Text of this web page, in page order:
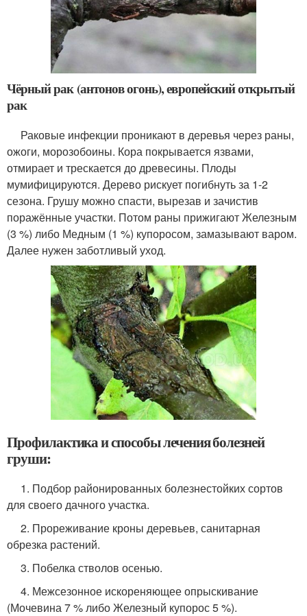
Чёрный рак (антонов огонь), европейский открытый
рак
Раковые инфекции проникают в деревья через раны,
ожоги, морозобоины. Кора покрывается язвами,
отмирает и трескается до древесины. Плоды
мумифицируются. Дерево рискует погибнуть за 1-2
сезона. Грушу можно спасти, вырезав и зачистив
поражённые участки. Потом раны прижигают Железным
(3 %) либо Медным (1 %) купоросом, замазывают варом.
Далее нужен заботливый уход.
Профилактика и способы лечения болезней
груши:
1. Подбор районированных болезнестойких сортов
для своего дачного участка.
2. Прореживание кроны деревьев, санитарная
обрезка растений.
3. Побелка стволов осенью.
4. Межсезонное искореняющее опрыскивание
(Мочевина 7 % либо Железный купорос 5 %).